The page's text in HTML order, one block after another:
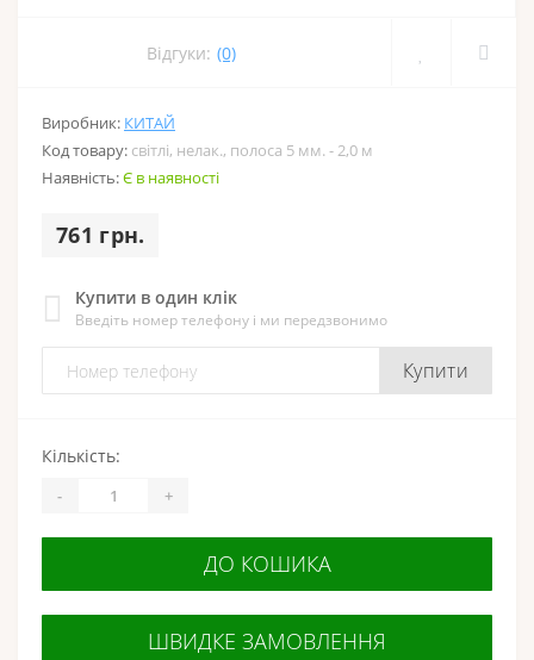
Відгуки: (0)
Виробник: КИТАЙ
Код товару: світлі, нелак., полоса 5 мм. - 2,0 м
Наявність:Є в наявності
761 грн.
Купити в один клік
Введіть номер телефону і ми передзвонимо
Купити
Кількість:
- +
ДО КОШИКА
ШВИДКЕ ЗАМОВЛЕННЯ